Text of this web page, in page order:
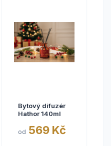
Bytový difuzér
Hathor 140ml
od 569 Kč